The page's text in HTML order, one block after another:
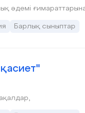
әдемі
Барлық сыныптар